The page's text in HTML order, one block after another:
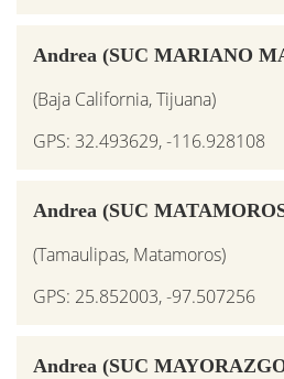
Andrea (SUC MARIANO
(Baja California, Tijuana)
GPS: 32.493629, -116.928108
Andrea (SUC
(Tamaulipas, Matamoros)
GPS: 25.852003, -97.507256
Andrea (SUC